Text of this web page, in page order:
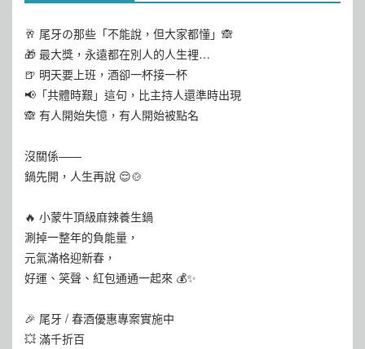
🥂 尾牙の那些「不能說，但大家都懂」🙈
🎁 最大獎，永遠都在別人的人生裡…
🍺 明天要上班，酒卻一杯接一杯
📢「共體時艱」這句，比主持人還準時出現
🙈 有人開始失憶，有人開始被點名
沒關係——
鍋先開，人生再說 😌🍲
🔥 小蒙牛頂級麻辣養生鍋
涮掉一整年的負能量，
元氣滿格迎新春，
好運、笑聲、紅包通通一起來 💰✨
🎉 尾牙 / 春酒優惠專案實施中
💥 滿千折百